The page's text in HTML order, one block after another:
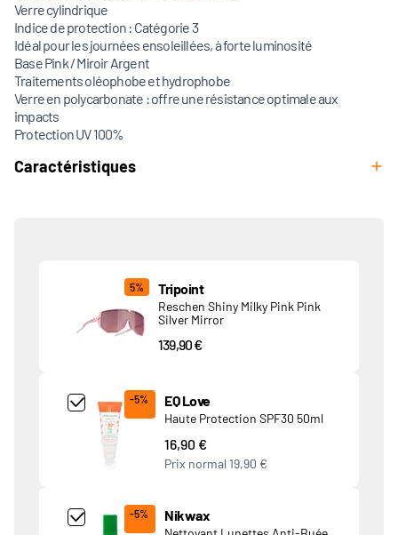
Verre cylindrique
Indice de protection : Catégorie 3
Idéal pour les journées ensoleillées, à forte luminosité
Base Pink / Miroir Argent
Traitements oléophobe et hydrophobe
Verre en polycarbonate : offre une résistance optimale aux
impacts
Protection UV 100%
Caractéristiques
5% Tripoint
Reschen Shiny Milky Pink Pink
Silver Mirror
139,90 €
Add Product MjQ4MTk= undefined
-5% EQ Love
Haute Protection SPF30 50ml
16,90 €
Prix normal 19,90 €
Add Product MjkwNDA= undefined
-5% Nikwax